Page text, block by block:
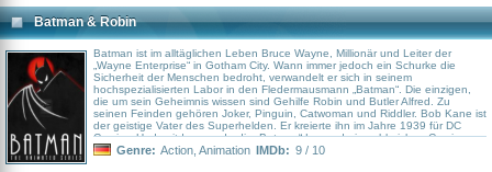
Batman & Robin
Batman ist im alltäglichen Leben Bruce Wayne, Millionär und Leiter der
„Wayne Enterprise“ in Gotham City. Wann immer jedoch ein Schurke die
Sicherheit der Menschen bedroht, verwandelt er sich in seinem
hochspezialisierten Labor in den Fledermausmann „Batman“. Die einzigen,
die um sein Geheimnis wissen sind Gehilfe Robin und Butler Alfred. Zu
seinen Feinden gehören Joker, Pinguin, Catwoman und Riddler. Bob Kane ist
der geistige Vater des Superhelden. Er kreierte ihn im Jahre 1939 für DC
Comics. Und seitdem wurde die „Batman“-Legende in zahlreichen Comics,
Radiosendungen, TV-Serien Kinofilmen und Zeichentrickserien verarbeitet.
Genre: Action Animation IMDb: 9 / 10